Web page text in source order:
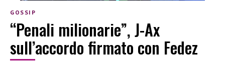
GOSSIP
“Penali milionarie”, J-Ax
sull’accordo firmato con Fedez